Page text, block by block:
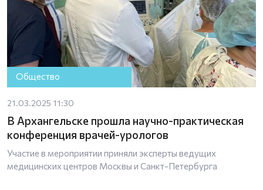
Общество
21.03.2025 11:30
В Архангельске прошла научно-практическая
конференция врачей-урологов
Участие в мероприятии приняли эксперты ведущих
медицинских центров Москвы и Санкт-Петербурга